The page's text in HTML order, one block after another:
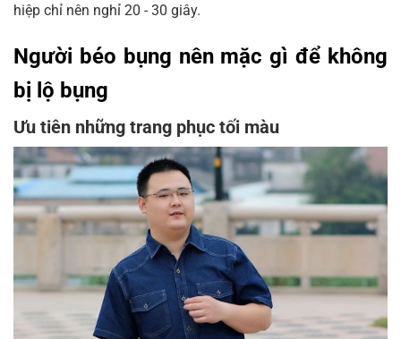
hiệp chỉ nên nghỉ 20 - 30 giây.
Người béo bụng nên mặc gì để không
bị lộ bụng
Ưu tiên những trang phục tối màu